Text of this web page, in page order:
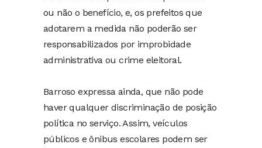
ou não o benefício, e, os prefeitos que
adotarem a medida não poderão ser
responsabilizados por improbidade
administrativa ou crime eleitoral.
Barroso expressa ainda, que não pode
haver qualquer discriminação de posição
política no serviço. Assim, veículos
públicos e ônibus escolares podem ser